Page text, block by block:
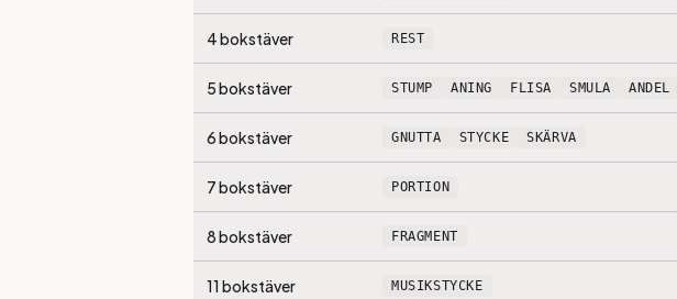
4bokstäver REST
5bokstäver STUMP ANING FLISA SMULA ANDEL
6bokstäver GNUTTA STYCKE SKÄRVA
7bokstäver PORTION
8bokstäver FRAGMENT
11 bokstäver MUSIKSTYCKE